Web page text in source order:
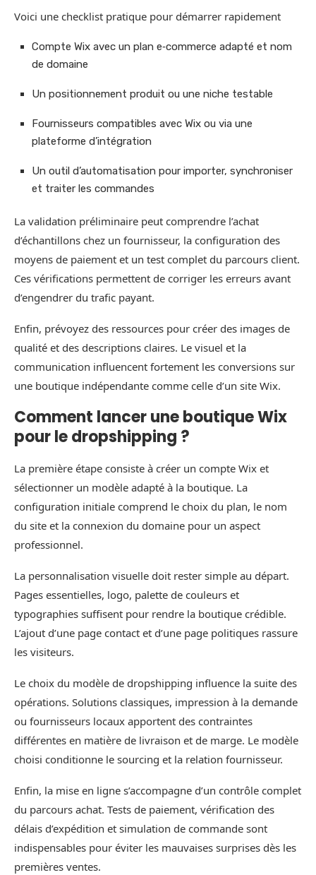
Voici une checklist pratique pour démarrer rapidement
Compte Wix avec un plan e‑commerce adapté et nom
de domaine
Un positionnement produit ou une niche testable
Fournisseurs compatibles avec Wix ou via une
plateforme d’intégration
Un outil d’automatisation pour importer, synchroniser
et traiter les commandes
La validation préliminaire peut comprendre l’achat
d’échantillons chez un fournisseur, la configuration des
moyens de paiement et un test complet du parcours client.
Ces vérifications permettent de corriger les erreurs avant
d’engendrer du trafic payant.
Enfin, prévoyez des ressources pour créer des images de
qualité et des descriptions claires. Le visuel et la
communication influencent fortement les conversions sur
une boutique indépendante comme celle d’un site Wix.
Comment lancer une boutique Wix
pour le dropshipping ?
La première étape consiste à créer un compte Wix et
sélectionner un modèle adapté à la boutique. La
configuration initiale comprend le choix du plan, le nom
du site et la connexion du domaine pour un aspect
professionnel.
La personnalisation visuelle doit rester simple au départ.
Pages essentielles, logo, palette de couleurs et
typographies suffisent pour rendre la boutique crédible.
L’ajout d’une page contact et d’une page politiques rassure
les visiteurs.
Le choix du modèle de dropshipping influence la suite des
opérations. Solutions classiques, impression à la demande
ou fournisseurs locaux apportent des contraintes
différentes en matière de livraison et de marge. Le modèle
choisi conditionne le sourcing et la relation fournisseur.
Enfin, la mise en ligne s’accompagne d’un contrôle complet
du parcours achat. Tests de paiement, vérification des
délais d’expédition et simulation de commande sont
indispensables pour éviter les mauvaises surprises dès les
premières ventes.